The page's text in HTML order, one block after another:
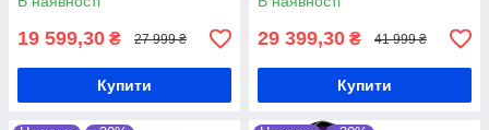
19 599,30 ₴ 27 999 ₴
Купити
29 399,30 ₴ 41 999 ₴
Купити